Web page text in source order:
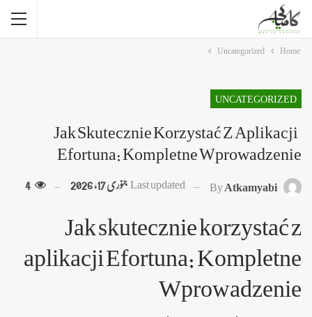
Home
Uncategorized
UNCATEGORIZED
Jak Skutecznie Korzystać Z Aplikacji
Efortuna: Kompletne Wprowadzenie
ByAtkamyabi
Last updatedجنوری 17, 2026 4
Jak skutecznie korzystać z
aplikacji Efortuna: Kompletne
Wprowadzenie